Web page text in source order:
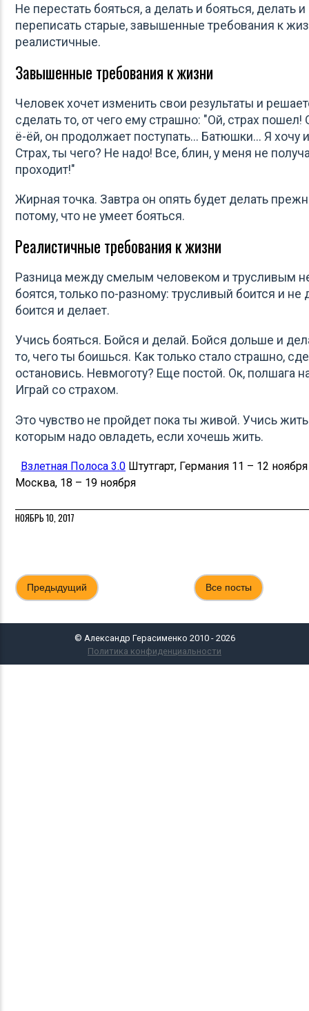
Не перестать бояться, а делать и бояться, делать
переписать старые, завышенные требования к
реалистичные.
Завышенные требования к жизни
Человек хочет изменить свои результаты и
сделать то, от чего ему страшно: "Ой, страх пошел!
ё-ёй, он продолжает поступать... Батюшки... Я хочу
Страх, ты чего? Не надо! Все, блин, у меня не
проходит!"
Жирная точка. Завтра он опять будет делать
потому, что не умеет бояться.
Реалистичные требования к жизни
Разница между смелым человеком и трусливым
боятся, только по-разному: трусливый боится и не
боится и делает.
Учись бояться. Бойся и делай. Бойся дольше и
то, чего ты боишься. Как только стало страшно,
остановись. Невмоготу? Еще постой. Ок, полшага
Играй со страхом.
Это чувство не пройдет пока ты живой. Учись
которым надо овладеть, если хочешь жить.
Взлетная Полоса 3.0 Штутгарт, Германия 11 – 12
Москва, 18 – 19 ноября
НОЯБРЬ 10, 2017
Предыдущий Все посты
© Александр Герасименко 2010 - 2026
Политика конфиденциальности